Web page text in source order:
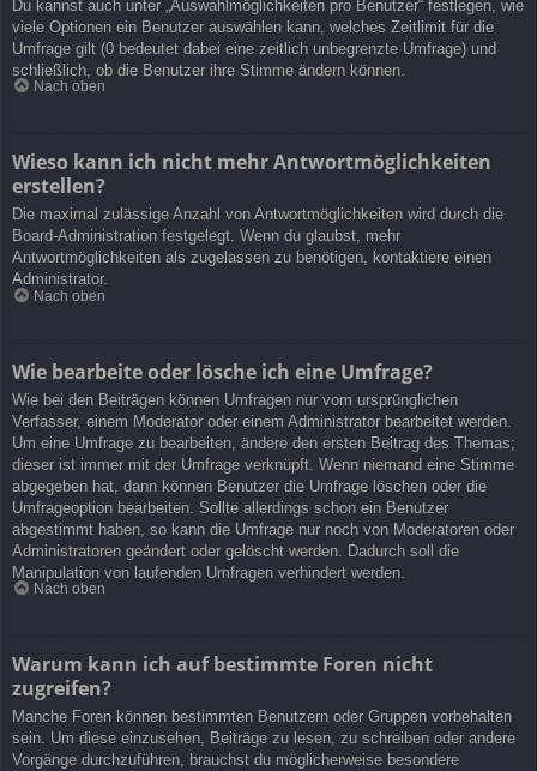
Du kannst auch unter „Auswahlmöglichkeiten pro Benutzer“ festlegen, wie
viele Optionen ein Benutzer auswählen kann, welches Zeitlimit für die
Umfrage gilt (0 bedeutet dabei eine zeitlich unbegrenzte Umfrage) und
schließlich, ob die Benutzer ihre Stimme ändern können.
Nach oben
Wieso kann ich nicht mehr Antwortmöglichkeiten
erstellen?
Die maximal zulässige Anzahl von Antwortmöglichkeiten wird durch die
Board-Administration festgelegt. Wenn du glaubst, mehr
Antwortmöglichkeiten als zugelassen zu benötigen, kontaktiere einen
Administrator.
Nach oben
Wie bearbeite oder lösche ich eine Umfrage?
Wie bei den Beiträgen können Umfragen nur vom ursprünglichen
Verfasser, einem Moderator oder einem Administrator bearbeitet werden.
Um eine Umfrage zu bearbeiten, ändere den ersten Beitrag des Themas;
dieser ist immer mit der Umfrage verknüpft. Wenn niemand eine Stimme
abgegeben hat, dann können Benutzer die Umfrage löschen oder die
Umfrageoption bearbeiten. Sollte allerdings schon ein Benutzer
abgestimmt haben, so kann die Umfrage nur noch von Moderatoren oder
Administratoren geändert oder gelöscht werden. Dadurch soll die
Manipulation von laufenden Umfragen verhindert werden.
Nach oben
Warum kann ich auf bestimmte Foren nicht
zugreifen?
Manche Foren können bestimmten Benutzern oder Gruppen vorbehalten
sein. Um diese einzusehen, Beiträge zu lesen, zu schreiben oder andere
Vorgänge durchzuführen, brauchst du möglicherweise besondere